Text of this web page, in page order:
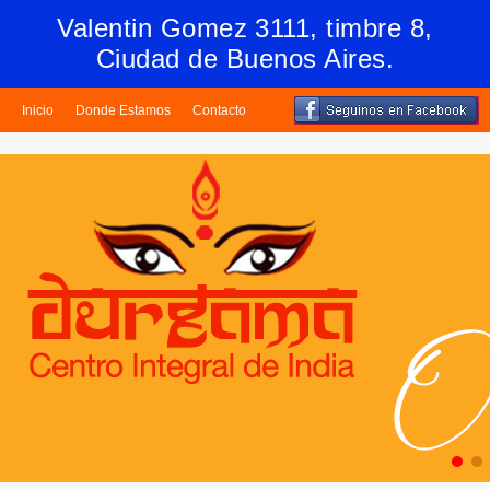
Valentin Gomez 3111, timbre 8,
Ciudad de Buenos Aires.
Inicio Donde Estamos Contacto